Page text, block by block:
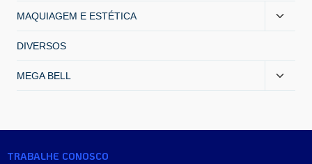
MAQUIAGEM E ESTÉTICA
DIVERSOS
MEGA BELL
TRABALHE CONOSCO